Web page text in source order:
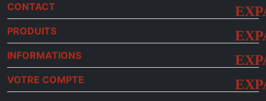
CONTACT
PRODUITS
INFORMATIONS
VOTRE COMPTE